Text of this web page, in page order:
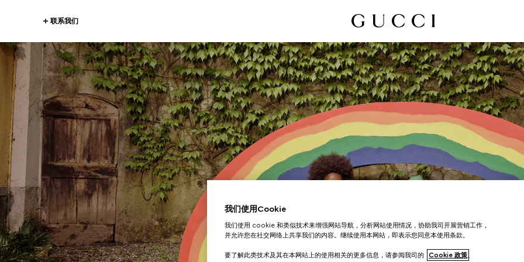
联系我们
儿童礼品
我们使用Cookie
我们使用 cookie 和类似技术来增强网站导航，分析网站使用情况，协助我司开展营销工作，
并允许您在社交网络上共享我们的内容。继续使用本网站，即表示您同意本使用条款。
要了解此类技术及其在本网站上的使用相关的更多信息，请参阅我司的 Cookie 政策